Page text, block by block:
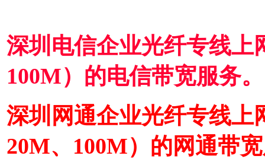
深圳电信企业光纤专线
100M）的电信带宽服务。
深圳网通企业光纤专线
20M、100M）的网通带